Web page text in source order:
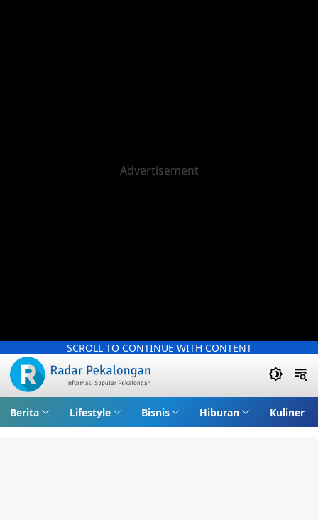
SCROLL TO CONTINUE WITH CONTENT
Berita Lifestyle Bisnis Hiburan Kuliner